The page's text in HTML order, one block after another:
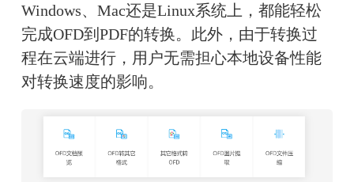
Windows、Mac还是Linux系统上，都能轻松
完成OFD到PDF的转换。此外，由于转换过
程在云端进行，用户无需担心本地设备性能
对转换速度的影响。